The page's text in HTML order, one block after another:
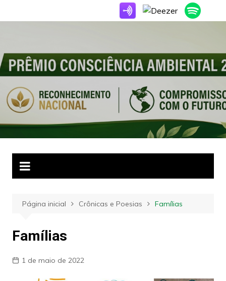
para
Página inicial Crônicas e Poesias Famílias
Famílias
1 de maio de 2022